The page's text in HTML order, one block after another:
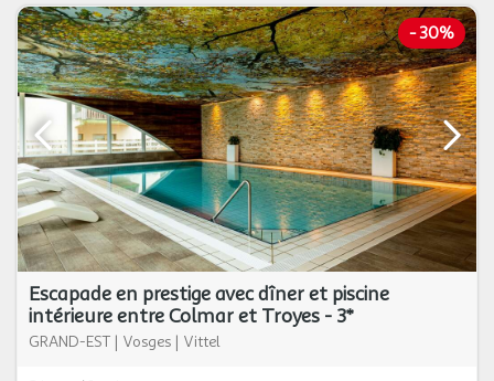
-30%
Escapade en prestige avec dîner et piscine
intérieure entre Colmar et Troyes - 3*
GRAND-EST | Vosges | Vittel